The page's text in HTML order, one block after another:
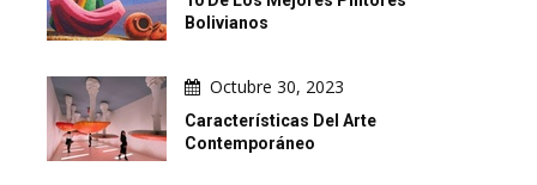
Bolivianos
Octubre 30, 2023
Características Del Arte
Contemporáneo